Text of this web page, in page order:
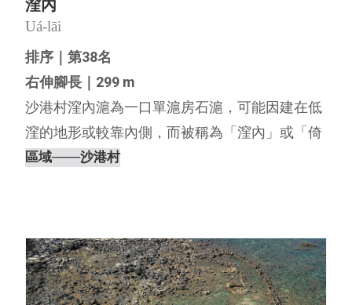
漥內
Uá-lāi
排序｜第38名
右伸腳長｜299 m
沙港村漥內滬為一口單滬房石滬，可能因建在低
漥的地形或較靠內側，而被稱為「漥內」或「倚
內」，尚無法以臺語發音肯定其正確名稱。沙港
區域───沙港村